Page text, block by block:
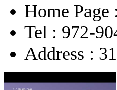
Home
Tel : 972-
Address :